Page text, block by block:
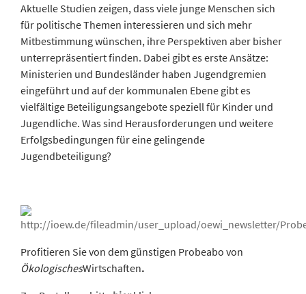
Aktuelle Studien zeigen, dass viele junge Menschen sich
für politische Themen interessieren und sich mehr
Mitbestimmung wünschen, ihre Perspektiven aber bisher
unterrepräsentiert finden. Dabei gibt es erste Ansätze:
Ministerien und Bundesländer haben Jugendgremien
eingeführt und auf der kommunalen Ebene gibt es
vielfältige Beteiligungsangebote speziell für Kinder und
Jugendliche. Was sind Herausforderungen und weitere
Erfolgsbedingungen für eine gelingende
Jugendbeteiligung?
Profitieren Sie von dem günstigen Probeabo von
ÖkologischesWirtschaften.